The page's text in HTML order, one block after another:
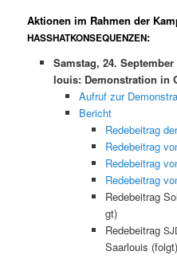
Aktionen im Rahmen der
HASSHATKONSEQUENZEN:
Sam­stag, 24.
louis: Demon­stra­tion in
Aufruf zur
Bericht
Rede­beitrag
Rede­beitrag
Rede­beitrag
Rede­beitrag
Rede­beitrag
gt)
Rede­beitrag
Saar­louis (fol­gt)